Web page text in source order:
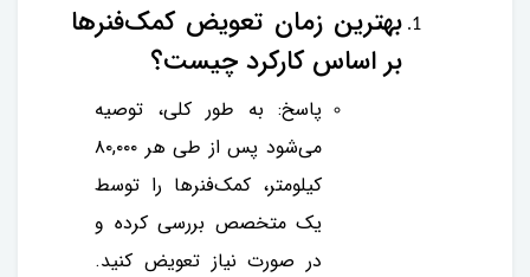
بهترین زمان تعویض کمک‌فنرها
بر اساس کارکرد چیست؟
پاسخ: به طور کلی، توصیه
می‌شود پس از طی هر ۸۰,۰۰۰
کیلومتر، کمک‌فنرها را توسط
یک متخصص بررسی کرده و
در صورت نیاز تعویض کنید.